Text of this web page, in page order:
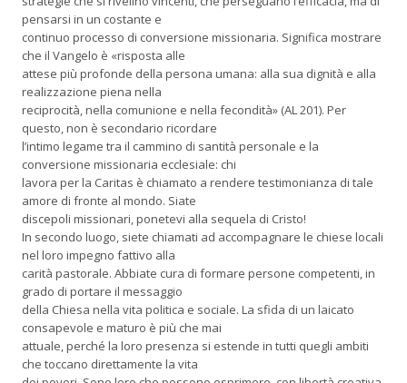
pensarsi in un costante e
continuo processo di conversione missionaria. Significa mostrare
che il Vangelo è «risposta alle
attese più profonde della persona umana: alla sua dignità e alla
realizzazione piena nella
reciprocità, nella comunione e nella fecondità» (AL 201). Per
questo, non è secondario ricordare
l’intimo legame tra il cammino di santità personale e la
conversione missionaria ecclesiale: chi
lavora per la Caritas è chiamato a rendere testimonianza di tale
amore di fronte al mondo. Siate
discepoli missionari, ponetevi alla sequela di Cristo!
In secondo luogo, siete chiamati ad accompagnare le chiese locali
nel loro impegno fattivo alla
carità pastorale. Abbiate cura di formare persone competenti, in
grado di portare il messaggio
della Chiesa nella vita politica e sociale. La sfida di un laicato
consapevole e maturo è più che mai
attuale, perché la loro presenza si estende in tutti quegli ambiti
che toccano direttamente la vita